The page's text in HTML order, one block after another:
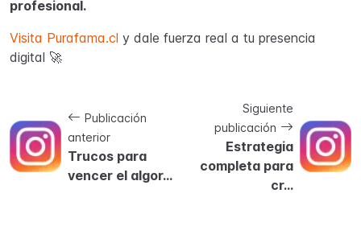
profesional.
Visita Purafama.cl y dale fuerza real a tu presencia
digital 🚀
Publicación
anterior
Trucos para
vencer el algor...
Siguiente
publicación
Estrategia
completa para
cr...